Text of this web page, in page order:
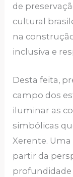
de
cultural
na
inclusiva e
Desta feita,
campo dos
iluminar as
simbólicas
Xerente.
partir da
profundidade